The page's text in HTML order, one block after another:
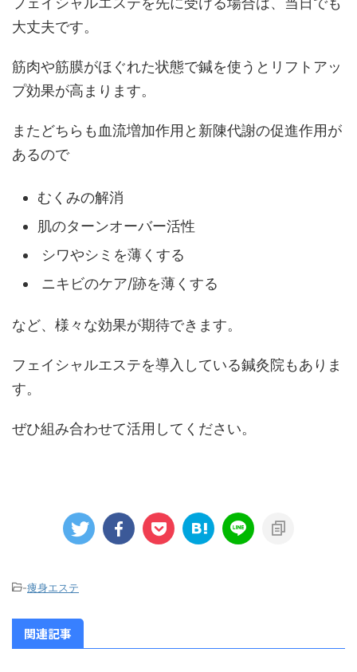
大丈夫です。
筋肉や筋膜がほぐれた状態で鍼を使うとリフトアッ
プ効果が高まります。
またどちらも血流増加作用と新陳代謝の促進作用が
あるので
むくみの解消
肌のターンオーバー活性
シワやシミを薄くする
ニキビのケア/跡を薄くする
など、様々な効果が期待できます。
フェイシャルエステを導入している鍼灸院もありま
す。
ぜひ組み合わせて活用してください。
-痩身エステ
関連記事